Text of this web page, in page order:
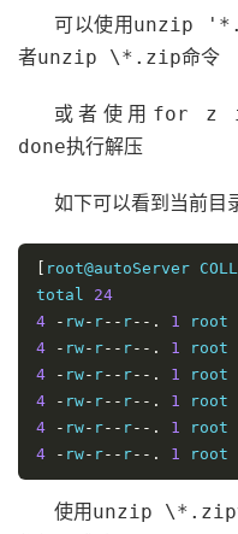
可以使用 unzip
者unzip \*.zip命令
或者使用 for z
done执行解压
如下可以看到当前目
root@autoServer
total 24
4
- rw- r-- r--. 1 root
4
- rw- r-- r--. 1 root
4
- rw- r-- r--. 1 root
4
- rw- r-- r--. 1 root
4
- rw- r-- r--. 1 root
4
- rw- r-- r--. 1 root
使用 unzip \*.zip